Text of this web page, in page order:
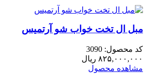
مبل ال تخت خواب شو آرتمیس
کد محصول: 3090
۸۲۵,۰۰۰,۰۰۰ ریال
مشاهده محصول